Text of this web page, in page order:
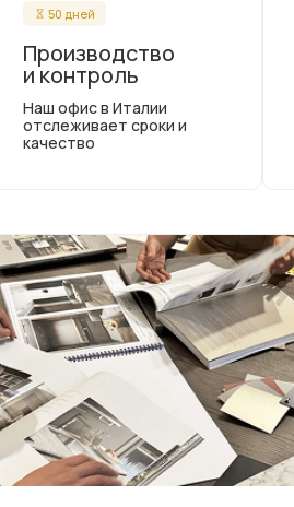
50 дней
Производство
и контроль
Наш офис в Италии
отслеживает сроки и
качество